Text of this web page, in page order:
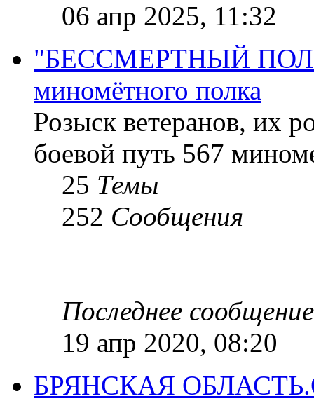
06 апр 2025, 11:32
"БЕССМЕРТНЫЙ ПОЛК
миномётного полка
Розыск ветеранов, их
боевой путь 567
25 Темы
252 Сообщения
Последнее сообщение
19 апр 2020, 08:20
БРЯНСКАЯ